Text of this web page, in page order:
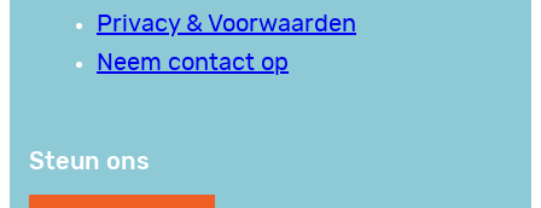
Privacy & Voorwaarden
Neem contact op
Steun ons